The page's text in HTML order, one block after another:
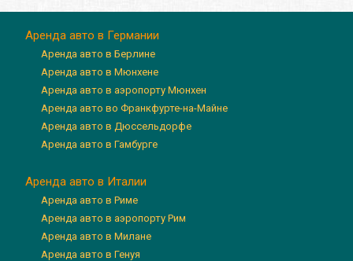
Аренда авто в Германии
Аренда авто в Берлине
Аренда авто в Мюнхене
Аренда авто в аэропорту Мюнхен
Аренда авто во Франкфурте-на-Майне
Аренда авто в Дюссельдорфе
Аренда авто в Гамбурге
Аренда авто в Италии
Аренда авто в Риме
Аренда авто в аэропорту Рим
Аренда авто в Милане
Аренда авто в Генуя